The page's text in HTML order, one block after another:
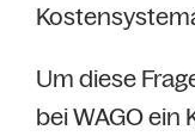
Um diese
bei WAGO ein